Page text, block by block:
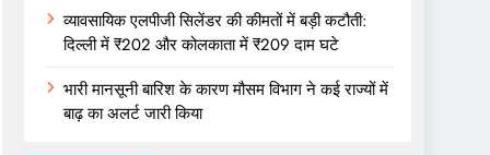
व्यावसायिक एलपीजी सिलेंडर की कीमतों में बड़ी कटौती:
दिल्ली में ₹202 और कोलकाता में ₹209 दाम घटे
भारी मानसूनी बारिश के कारण मौसम विभाग ने कई राज्यों में
बाढ़ का अलर्ट जारी किया